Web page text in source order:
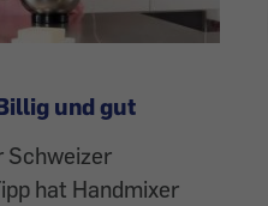
und gut
Schweizer
hat Handmixer